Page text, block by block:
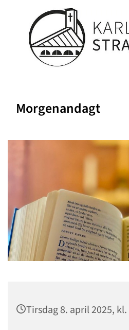
Morgenandagt
Tirsdag 8. april 2025, kl.